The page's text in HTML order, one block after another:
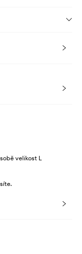
velikost L